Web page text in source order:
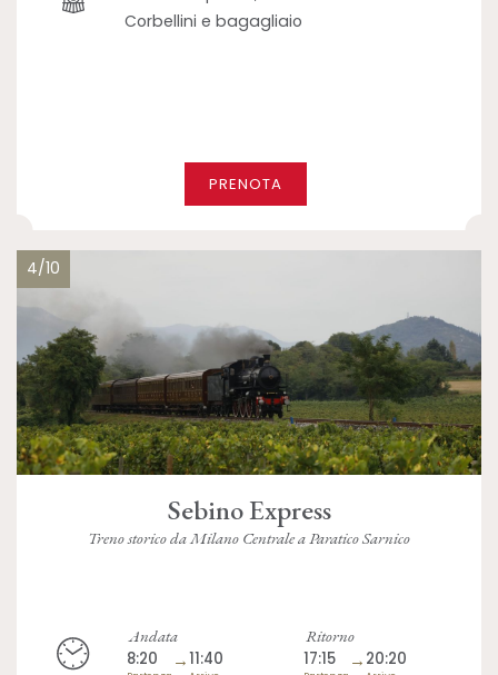
Corbellini e bagagliaio
PRENOTA
4/10
Sebino Express
Treno storico da Milano Centrale a Paratico Sarnico
Andata
8:20
→11:40
Ritorno
17:15
→ 20:20